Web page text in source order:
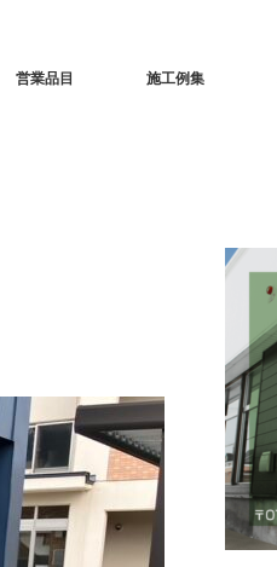
営業品目 施工例集